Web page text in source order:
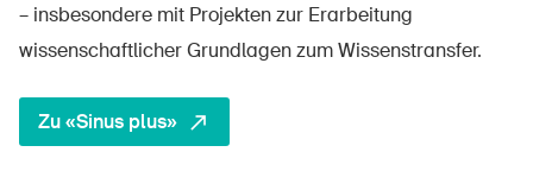
Newsletter abonnieren
– insbesondere mit Projekten zur Erarbeitung
wissenschaftlicher Grundlagen zum Wissenstransfer.
Zu «Sinus plus»